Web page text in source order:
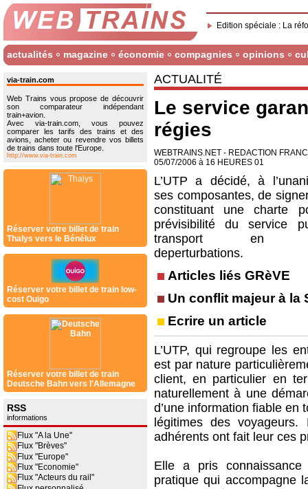
Edition spéciale : La
actualités magazine économie compagnies opinions
via-train.com
Web Trains vous propose de découvrir
son comparateur indépendant
train+avion.
Avec via-train.com, vous pouvez
comparer les tarifs des trains et des
avions, acheter ou revendre vos billets
de trains dans toute l'Europe.
http://www.via-train.com
Réserver votre billet de train
Thalys vers le Bénélux
Réserver votre billet de train low-
cost Ouigo
Réserver votre billet de train
Deutsche Bahn vers l'Allemagne
RSS
informations
Flux "A la Une"
Flux "Brèves"
Flux "Europe"
Flux "Economie"
Flux "Acteurs du rail"
ACTUALITÉ
Le service
régies
WEBTRAINS.NET - REDACTION
05/07/2006 à 16 HEURES 01
L’UTP a décidé, à
ses composantes, de
constituant une charte
prévisibilité du service
transport en
deperturbations.
Articles liés GRèVE
Un conflit majeur à la
Ecrire un article
L’UTP, qui regroupe les
est par nature
client, en particulier en
naturellement à une
d’une information fiable en
légitimes des
adhérents ont fait leur ces
Elle a pris
pratique qui accompagne